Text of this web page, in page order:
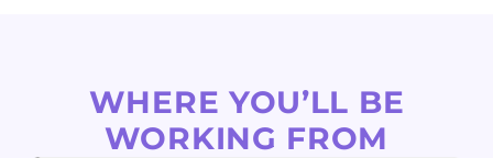
WHERE YOU’LL BE
WORKING FROM